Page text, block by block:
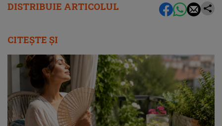
DISTRIBUIE ARTICOLUL
CITEȘTE ȘI